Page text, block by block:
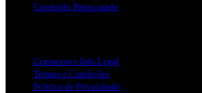
Conteúdo Patrocinado
Contactos e Info Legal
Termos e Condições
Politica de Privacidade